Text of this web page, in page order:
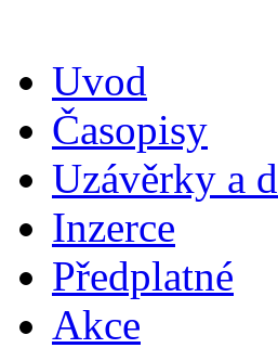
Uvod
Časopisy
Uzávěrky a
Inzerce
Předplatné
Akce